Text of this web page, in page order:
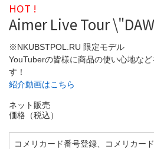
HOT !
Aimer Live Tour
※NKUBSTPOL.RU 限定モデル
YouTuberの皆様に商品の使い心地な
す！
紹介動画はこちら
ネット販売
価格（税込）
コメリカード番号登録、コメリカー